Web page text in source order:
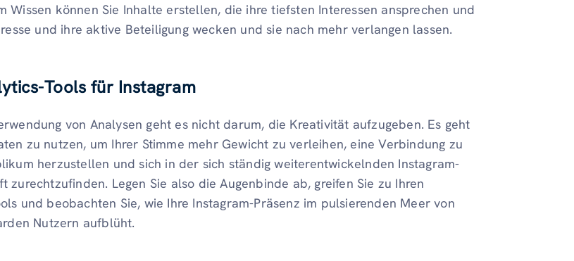
Wissen können Sie Inhalte erstellen, die ihre tiefsten Interessen ansprechen und
und ihre aktive Beteiligung wecken und sie nach mehr verlangen lassen.
Tools für Instagram
von Analysen geht es nicht darum, die Kreativität aufzugeben. Es geht
zu nutzen, um Ihrer Stimme mehr Gewicht zu verleihen, eine Verbindung zu
herzustellen und sich in der sich ständig weiterentwickelnden Instagram-
zurechtzufinden. Legen Sie also die Augenbinde ab, greifen Sie zu Ihren
und beobachten Sie, wie Ihre Instagram-Präsenz im pulsierenden Meer von
Nutzern aufblüht.